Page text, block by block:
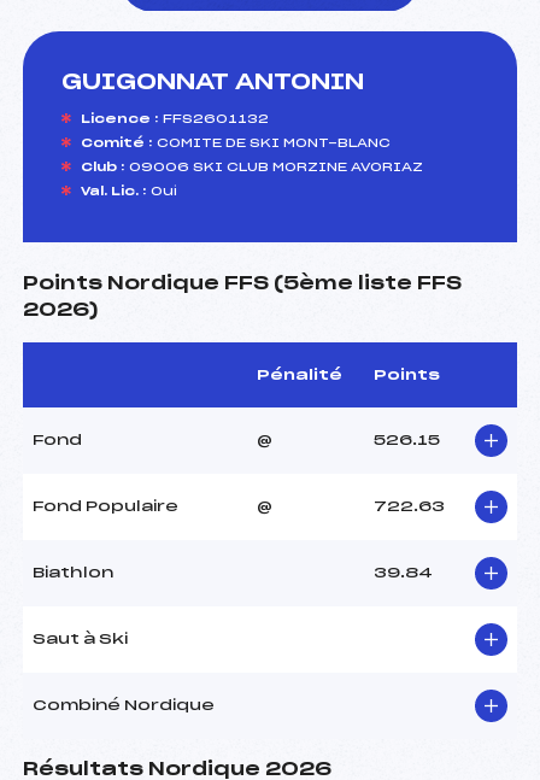
GUIGONNAT ANTONIN
Licence : FFS2601132
Comité : COMITE DE SKI MONT-BLANC
Club : 09006 SKI CLUB MORZINE AVORIAZ
Val. Lic. : Oui
Points Nordique FFS (5ème liste FFS
2026)
Pénalité Points
Fond @ 526.15
Fond Populaire @ 722.63
Biathlon 39.84
Saut à Ski
Combiné Nordique
Résultats Nordique 2026